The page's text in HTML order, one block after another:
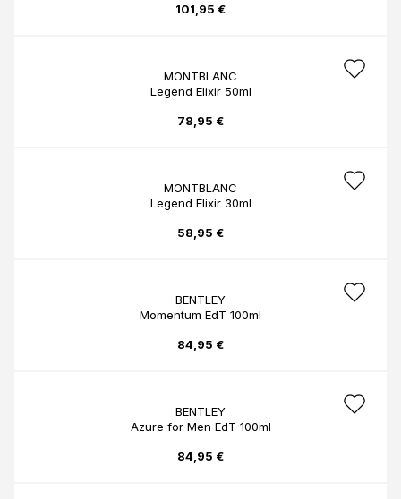
101,95 €
MONTBLANC
Legend Elixir 50ml
78,95 €
MONTBLANC
Legend Elixir 30ml
58,95 €
BENTLEY
Momentum EdT 100ml
84,95 €
BENTLEY
Azure for Men EdT 100ml
84,95 €